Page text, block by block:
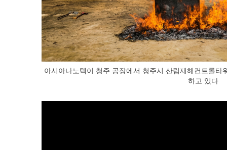
아시아나노텍이 청주 공장에서 청주시 산림재해컨트롤
하고 있다